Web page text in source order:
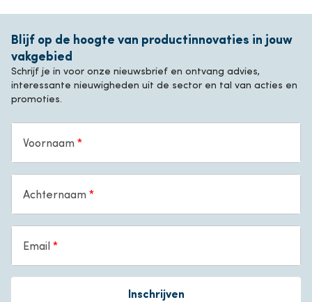
Blijf op de hoogte van productinnovaties in jouw
vakgebied
Schrijf je in voor onze nieuwsbrief en ontvang advies,
interessante nieuwigheden uit de sector en tal van acties en
promoties.
Voornaam
Achternaam
Email
Inschrijven